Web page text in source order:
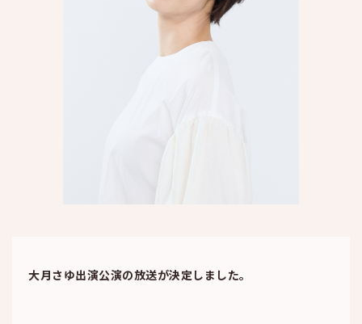
大月さゆ出演公演の放送が決定しました。